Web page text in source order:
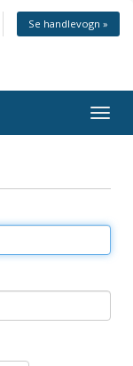
Se handlevogn »
Bytt